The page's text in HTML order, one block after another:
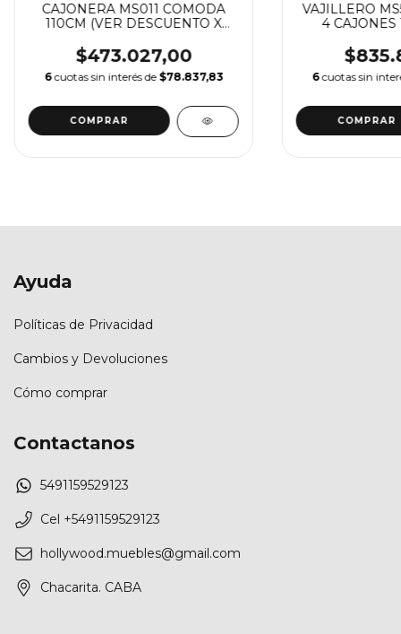
CAJONERA MS011 COMODA
110CM (VER DESCUENTO X
$473.027,00
6 cuotas sin interés de $78.837,83
VAJILLERO
4
6 cuotas sin
Ayuda
Políticas de Privacidad
Cambios y Devoluciones
Cómo comprar
Contactanos
5491159529123
Cel +5491159529123
hollywood.muebles@gmail.com
Chacarita. CABA